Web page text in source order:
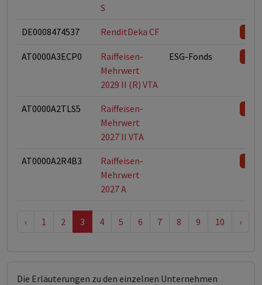
S
DE0008474537 RenditDeka CF
AT0000A3ECP0
Raiffeisen-
Mehrwert
2029 II (R) VTA
ESG-Fonds
AT0000A2TLS5
Raiffeisen-
Mehrwert
2027 II VTA
AT0000A2R4B3
Raiffeisen-
Mehrwert
2027 A
‹ 1 2 3 4 5 6 7 8 9 10 ›
Die Erläuterungen zu den einzelnen Unternehmen